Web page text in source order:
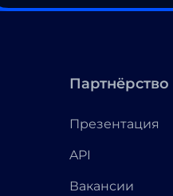
Партнёрство
Презентация
API
Вакансии